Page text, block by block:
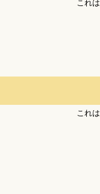
これは
これは